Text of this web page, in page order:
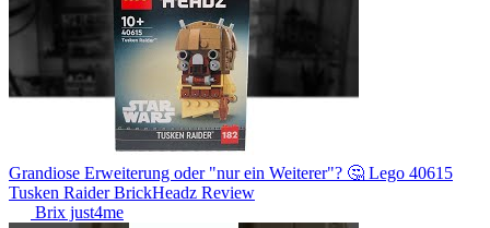
Grandiose Erweiterung oder "nur ein Weiterer"? 🤔 Lego 40615
Tusken Raider BrickHeadz Review
Brix just4me